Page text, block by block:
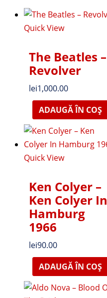
Quick View
The Beatles ‎–
Revolver
lei1,000.00
ADAUGĂ ÎN COȘ
Quick View
Ken Colyer ‎–
Ken Colyer In
Hamburg
1966
lei90.00
ADAUGĂ ÎN COȘ